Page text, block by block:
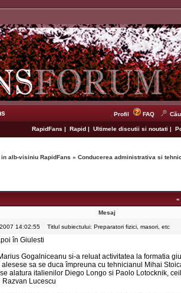
Profil FAQ
RapidFans | Rapid | Ultimele discutii si noutati |
alb-visiniu RapidFans » Conducerea administrativa si
«
Mesaj
14:02:55
Titlul subiectului: Preparatori fizici, masori, etc
în Giulesti
Gogalniceanu si-a reluat activitatea la formatia
sa se duca împreuna cu tehnicianul Mihai
alatura italienilor Diego Longo si Paolo Lotocknik,
Razvan Lucescu